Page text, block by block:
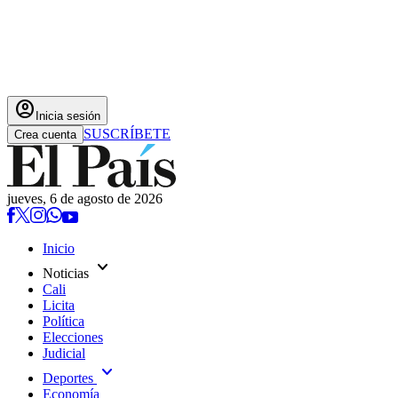
account_circle Inicia sesión
Crea cuenta SUSCRÍBETE
jueves, 6 de agosto de 2026
Inicio
Noticias expand_more
Cali
Licita
Política
Elecciones
Judicial
Deportes expand_more
Economía